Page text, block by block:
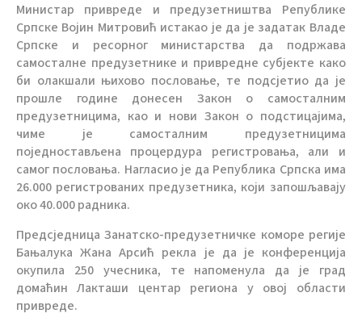
Министар привреде и предузетништва Републике
Српске Војин Митровић истакао је да је задатак Владе
Српске и ресорног министарства да подржава
самосталне предузетнике и привредне субјекте како
би олакшали њихово пословање, те подсјетио да је
прошле године донесен Закон о самосталним
предузетницима, као и нови Закон о подстицајима,
чиме је самосталним предузетницима
поједностављена процердура регистровања, али и
самог пословања. Нагласио је да Република Српска има
26.000 регистрованих предузетника, који запошљавају
око 40.000 радника.
Предсједница Занатско-предузетничке коморе регије
Бањалука Жана Арсић рекла је да је конференција
окупила 250 учесника, те напоменула да је град
домаћин Лакташи центар региона у овој области
привреде.